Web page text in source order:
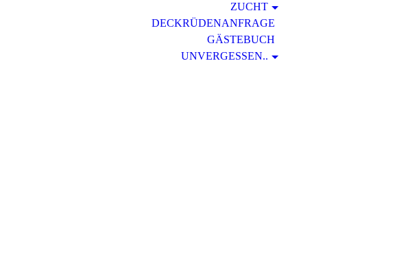
ZUCHT
DECKRÜDENANFRAGE
GÄSTEBUCH
UNVERGESSEN..